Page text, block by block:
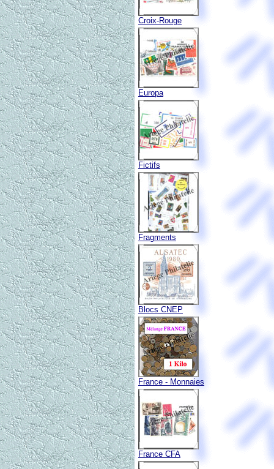
Croix-Rouge
Europa
Fictifs
Fragments
Blocs CNEP
France - Monnaies
France CFA